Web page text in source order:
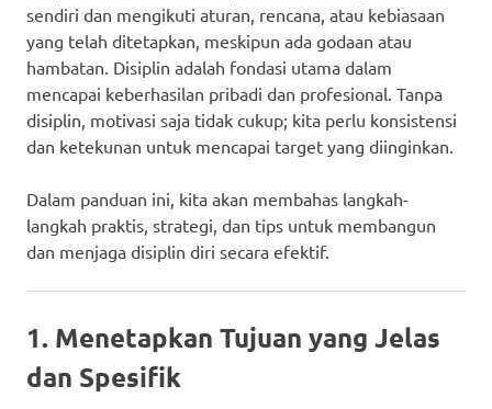
sendiri dan mengikuti aturan, rencana, atau kebiasaan
yang telah ditetapkan, meskipun ada godaan atau
hambatan. Disiplin adalah fondasi utama dalam
mencapai keberhasilan pribadi dan profesional. Tanpa
disiplin, motivasi saja tidak cukup; kita perlu konsistensi
dan ketekunan untuk mencapai target yang diinginkan.
Dalam panduan ini, kita akan membahas langkah-
langkah praktis, strategi, dan tips untuk membangun
dan menjaga disiplin diri secara efektif.
1. Menetapkan Tujuan yang Jelas
dan Spesifik